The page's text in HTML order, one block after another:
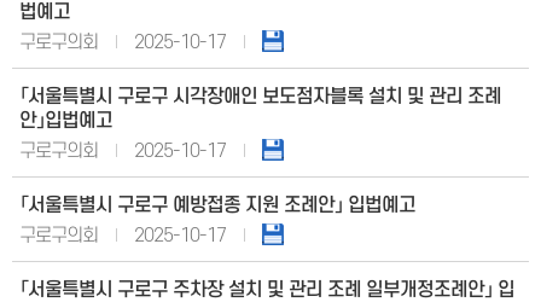
법예고
구로구의회
2025-10-17
「서울특별시 구로구 시각장애인 보도점자블록 설치 및 관리 조례
안」입법예고
구로구의회
2025-10-17
「서울특별시 구로구 예방접종 지원 조례안」 입법예고
구로구의회
2025-10-17
「서울특별시 구로구 주차장 설치 및 관리 조례 일부개정조례안」 입